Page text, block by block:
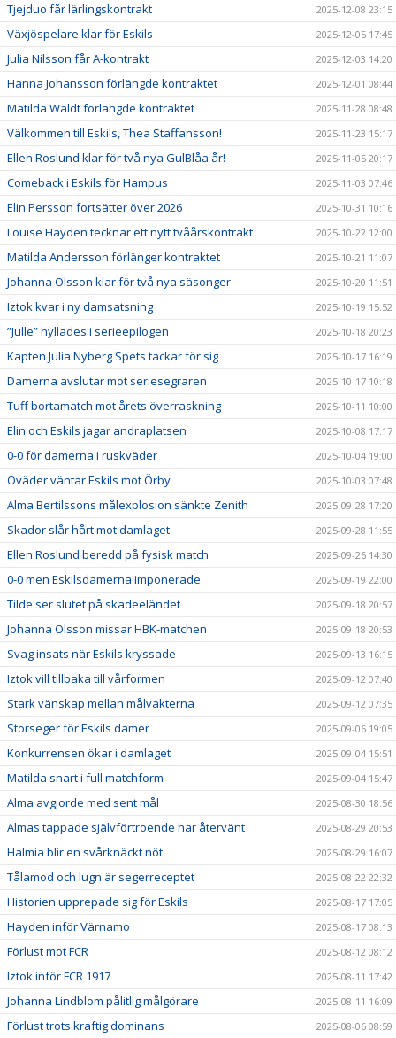
Tjejduo får lärlingskontrakt 2025-12-08 23:15
Växjöspelare klar för Eskils 2025-12-05 17:45
Julia Nilsson får A-kontrakt 2025-12-03 14:20
Hanna Johansson förlängde kontraktet 2025-12-01 08:44
Matilda Waldt förlängde kontraktet 2025-11-28 08:48
Välkommen till Eskils, Thea Staffansson! 2025-11-23 15:17
Ellen Roslund klar för två nya GulBlåa år! 2025-11-05 20:17
Comeback i Eskils för Hampus 2025-11-03 07:46
Elin Persson fortsätter över 2026 2025-10-31 10:16
Louise Hayden tecknar ett nytt tvåårskontrakt 2025-10-22 12:00
Matilda Andersson förlänger kontraktet 2025-10-21 11:07
Johanna Olsson klar för två nya säsonger 2025-10-20 11:51
Iztok kvar i ny damsatsning 2025-10-19 15:52
”Julle” hyllades i serieepilogen 2025-10-18 20:23
Kapten Julia Nyberg Spets tackar för sig 2025-10-17 16:19
Damerna avslutar mot seriesegraren 2025-10-17 10:18
Tuff bortamatch mot årets överraskning 2025-10-11 10:00
Elin och Eskils jagar andraplatsen 2025-10-08 17:17
0-0 för damerna i ruskväder 2025-10-04 19:00
Oväder väntar Eskils mot Örby 2025-10-03 07:48
Alma Bertilssons målexplosion sänkte Zenith 2025-09-28 17:20
Skador slår hårt mot damlaget 2025-09-28 11:55
Ellen Roslund beredd på fysisk match 2025-09-26 14:30
0-0 men Eskilsdamerna imponerade 2025-09-19 22:00
Tilde ser slutet på skadeeländet 2025-09-18 20:57
Johanna Olsson missar HBK-matchen 2025-09-18 20:53
Svag insats när Eskils kryssade 2025-09-13 16:15
Iztok vill tillbaka till vårformen 2025-09-12 07:40
Stark vänskap mellan målvakterna 2025-09-12 07:35
Storseger för Eskils damer 2025-09-06 19:05
Konkurrensen ökar i damlaget 2025-09-04 15:51
Matilda snart i full matchform 2025-09-04 15:47
Alma avgjorde med sent mål 2025-08-30 18:56
Almas tappade självförtroende har återvänt 2025-08-29 20:53
Halmia blir en svårknäckt nöt 2025-08-29 16:07
Tålamod och lugn är segerreceptet 2025-08-22 22:32
Historien upprepade sig för Eskils 2025-08-17 17:05
Hayden inför Värnamo 2025-08-17 08:13
Förlust mot FCR 2025-08-12 08:12
Iztok inför FCR 1917 2025-08-11 17:42
Johanna Lindblom pålitlig målgörare 2025-08-11 16:09
Förlust trots kraftig dominans 2025-08-06 08:59